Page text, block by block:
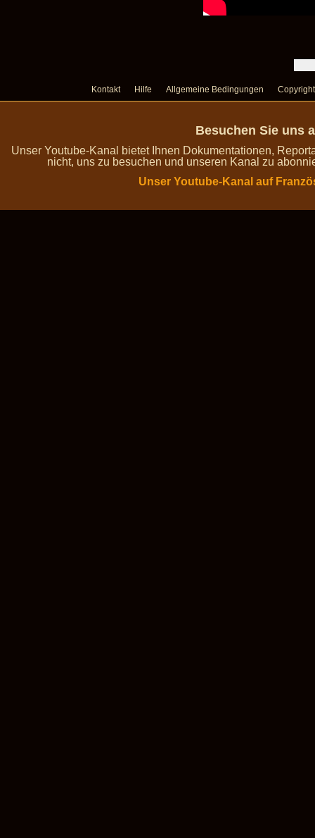
Kontakt Hilfe Allgemeine Bedingungen Copyright
Besuchen Sie uns
Unser Youtube-Kanal bietet Ihnen Dokumentationen,
nicht, uns zu besuchen und unseren Kanal zu
Unser Youtube-Kanal auf